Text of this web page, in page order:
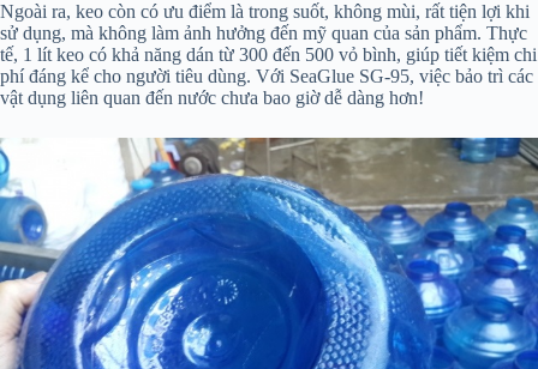
Ngoài ra, keo còn có ưu điểm là trong suốt, không mùi, rất tiện lợi khi
sử dụng, mà không làm ảnh hưởng đến mỹ quan của sản phẩm. Thực
tế, 1 lít keo có khả năng dán từ 300 đến 500 vỏ bình, giúp tiết kiệm chi
phí đáng kể cho người tiêu dùng. Với SeaGlue SG-95, việc bảo trì các
vật dụng liên quan đến nước chưa bao giờ dễ dàng hơn!